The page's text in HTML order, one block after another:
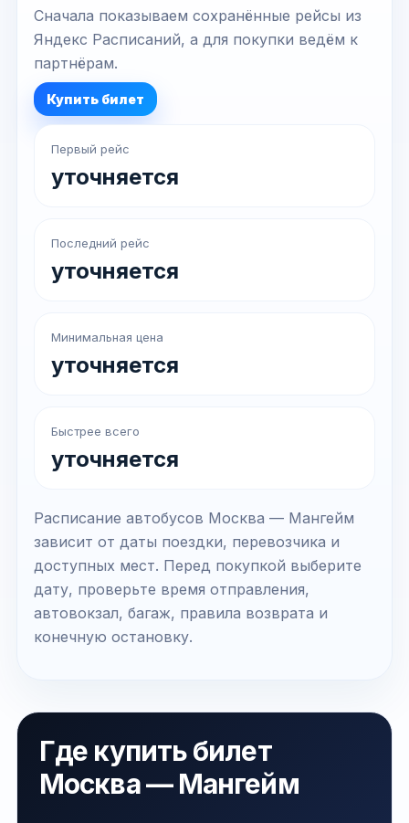
Сначала показываем сохранённые рейсы из
Яндекс Расписаний, а для покупки ведём к
партнёрам.
Купить билет
Первый рейс
уточняется
Последний рейс
уточняется
Минимальная цена
уточняется
Быстрее всего
уточняется
Расписание автобусов Москва — Мангейм
зависит от даты поездки, перевозчика и
доступных мест. Перед покупкой выберите
дату, проверьте время отправления,
автовокзал, багаж, правила возврата и
конечную остановку.
Где купить билет
Москва — Мангейм